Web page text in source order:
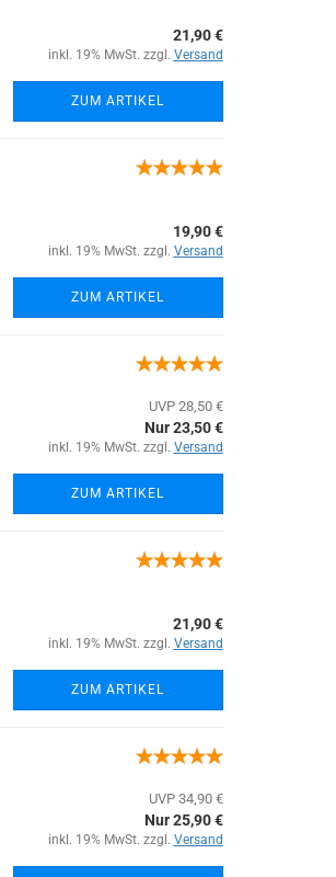
21,90 €
inkl. 19% MwSt. zzgl. Versand
ZUM ARTIKEL
19,90 €
inkl. 19% MwSt. zzgl. Versand
ZUM ARTIKEL
UVP 28,50 €
Nur 23,50 €
inkl. 19% MwSt. zzgl. Versand
ZUM ARTIKEL
21,90 €
inkl. 19% MwSt. zzgl. Versand
ZUM ARTIKEL
UVP 34,90 €
Nur 25,90 €
inkl. 19% MwSt. zzgl. Versand